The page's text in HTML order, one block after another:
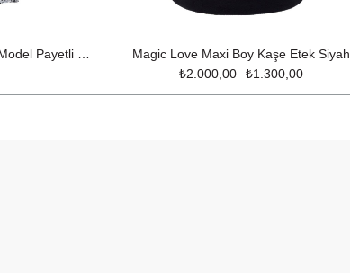
Magic Love Maxi Boy Kaşe Etek Siyah
₺1.300,00
₺2.000,00